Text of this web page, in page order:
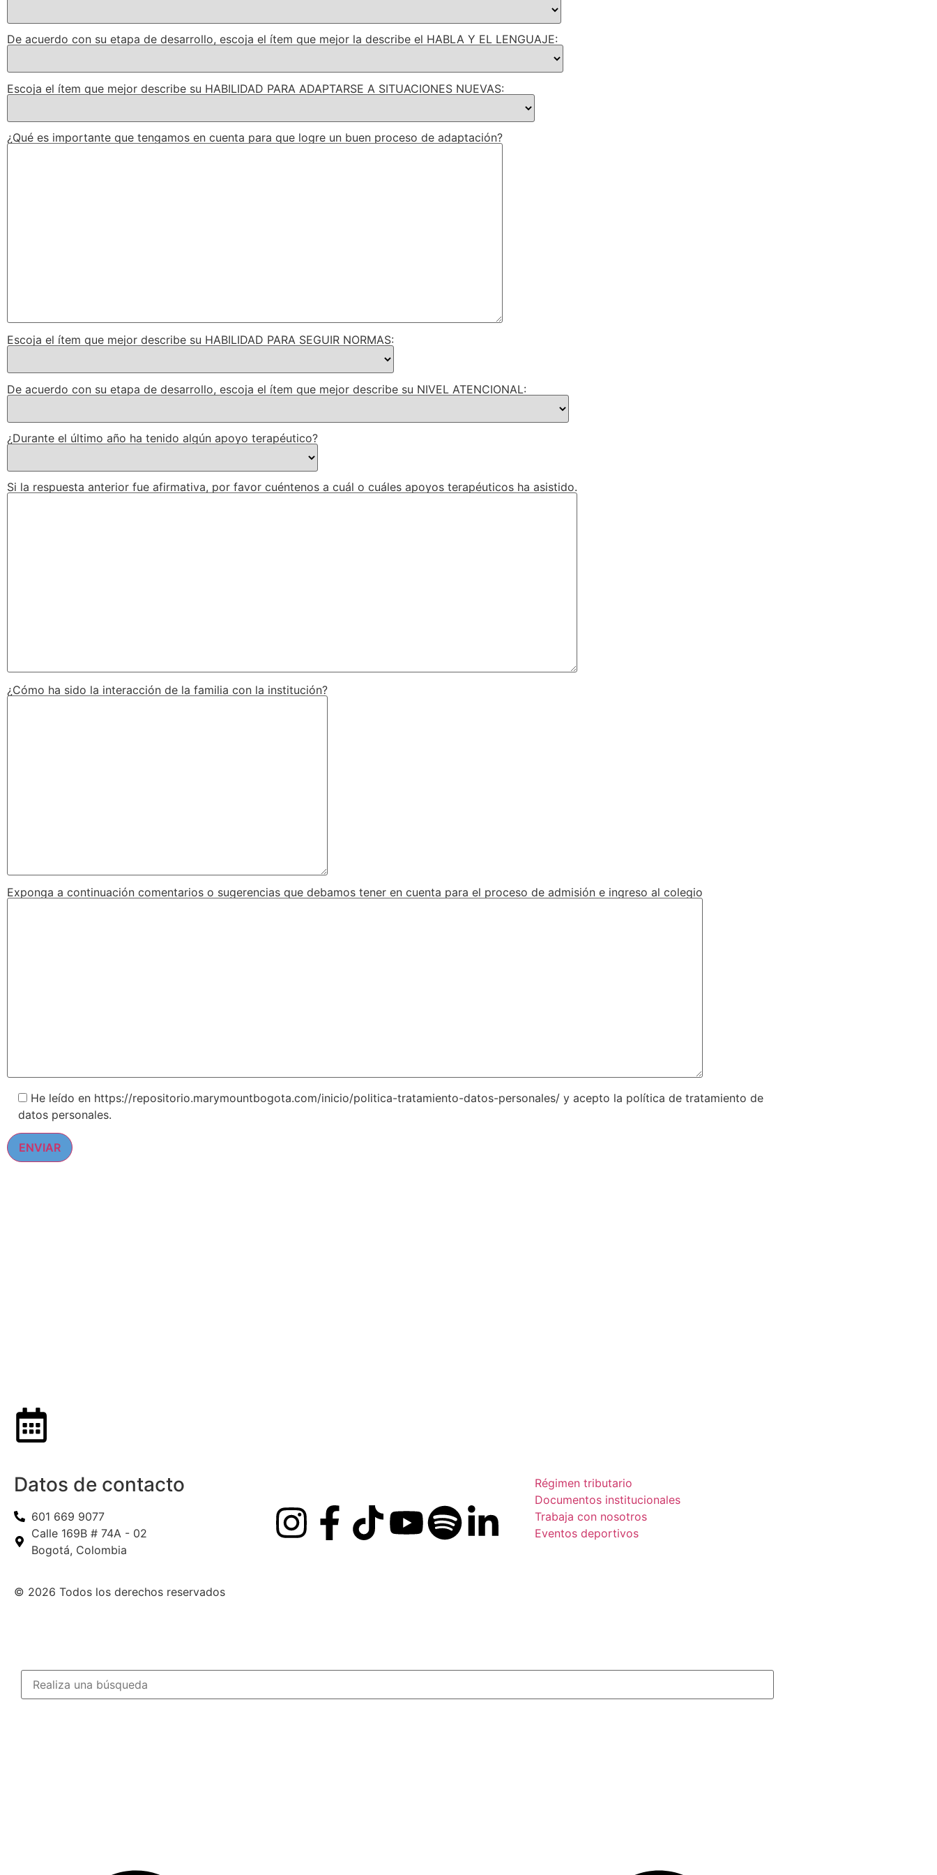
De acuerdo con su etapa de desarrollo, escoja el ítem que mejor la describe el HABLA Y EL LENGUAJE:
Escoja el ítem que mejor describe su HABILIDAD PARA ADAPTARSE A SITUACIONES NUEVAS:
¿Qué es importante que tengamos en cuenta para que logre un buen proceso de adaptación?
Escoja el ítem que mejor describe su HABILIDAD PARA SEGUIR NORMAS:
De acuerdo con su etapa de desarrollo, escoja el ítem que mejor describe su NIVEL ATENCIONAL:
¿Durante el último año ha tenido algún apoyo terapéutico?
Si la respuesta anterior fue afirmativa, por favor cuéntenos a cuál o cuáles apoyos terapéuticos ha asistido.
¿Cómo ha sido la interacción de la familia con la institución?
Exponga a continuación comentarios o sugerencias que debamos tener en cuenta para el proceso de admisión e ingreso al colegio
He leído en https://repositorio.marymountbogota.com/inicio/politica-tratamiento-datos-personales/ y acepto la política de tratamiento de
datos personales.
Datos de contacto
601 669 9077
Calle 169B # 74A - 02
Bogotá, Colombia
Régimen tributario
Documentos institucionales
Trabaja con nosotros
Eventos deportivos
© 2026 Todos los derechos reservados